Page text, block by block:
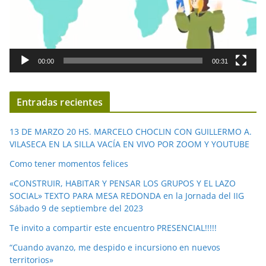
d
í
d
o
00:00 00:31
Entradas recientes
13 DE MARZO 20 HS. MARCELO CHOCLIN CON GUILLERMO A.
VILASECA EN LA SILLA VACÍA EN VIVO POR ZOOM Y YOUTUBE
Como tener momentos felices
«CONSTRUIR, HABITAR Y PENSAR LOS GRUPOS Y EL LAZO
SOCIAL» TEXTO PARA MESA REDONDA en la Jornada del IIG
Sábado 9 de septiembre del 2023
Te invito a compartir este encuentro PRESENCIAL!!!!!
“Cuando avanzo, me despido e incursiono en nuevos
territorios»